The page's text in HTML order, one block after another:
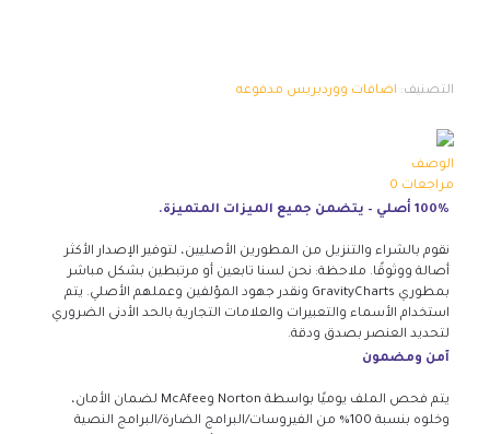
التصنيف: اضافات ووردبريس مدفوعه
الوصف
مراجعات 0
100% أصلي – يتضمن جميع الميزات المتميزة.
نقوم بالشراء والتنزيل من المطورين الأصليين، لتوفير الإصدار الأكثر
أصالة ووثوقًا. ملاحظة: نحن لسنا تابعين أو مرتبطين بشكل مباشر
بمطوري GravityCharts ونقدر جهود المؤلفين وعملهم الأصلي. يتم
استخدام الأسماء والتعبيرات والعلامات التجارية بالحد الأدنى الضروري
لتحديد العنصر بصدق ودقة.
آمن ومضمون
يتم فحص الملف يوميًا بواسطة Norton وMcAfee لضمان الأمان،
وخلوه بنسبة 100% من الفيروسات/البرامج الضارة/البرامج النصية